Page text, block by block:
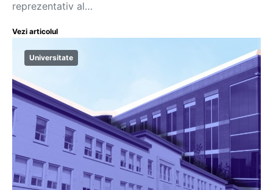
reprezentativ al…
Vezi articolul
Universitate